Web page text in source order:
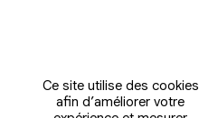
Ce site utilise des cookies
afin d’améliorer votre